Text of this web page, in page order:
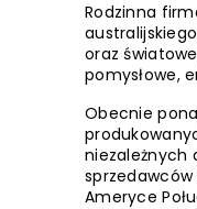
Rodzinna
oraz
pomysłowe,
Obecnie
niezależnych
sprzedawców
Ameryce